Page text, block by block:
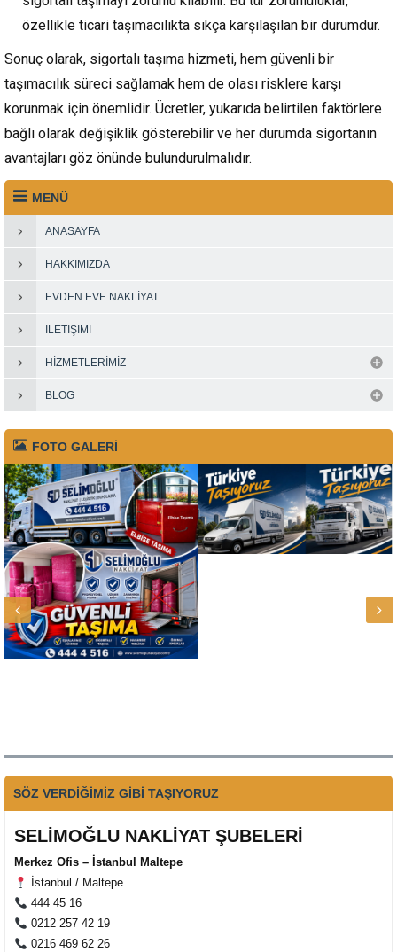
özellikle ticari taşımacılıkta sıkça karşılaşılan bir durumdur.
Sonuç olarak, sigortalı taşıma hizmeti, hem güvenli bir
taşımacılık süreci sağlamak hem de olası risklere karşı
korunmak için önemlidir. Ücretler, yukarıda belirtilen faktörlere
bağlı olarak değişiklik gösterebilir ve her durumda sigortanın
avantajları göz önünde bulundurulmalıdır.
MENÜ
ANASAYFA
HAKKIMIZDA
EVDEN EVE NAKLIYAT
İLETIŞIMI
HIZMETLERIMIZ
BLOG
FOTO GALERİ
SÖZ VERDİĞİMİZ GİBİ TAŞIYORUZ
SELİMOĞLU NAKLİYAT ŞUBELERİ
Merkez Ofis – İstanbul Maltepe
İstanbul / Maltepe
444 45 16
0212 257 42 19
0216 469 62 26